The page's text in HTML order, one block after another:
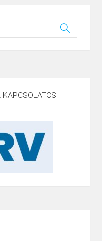
KAPCSOLATOS